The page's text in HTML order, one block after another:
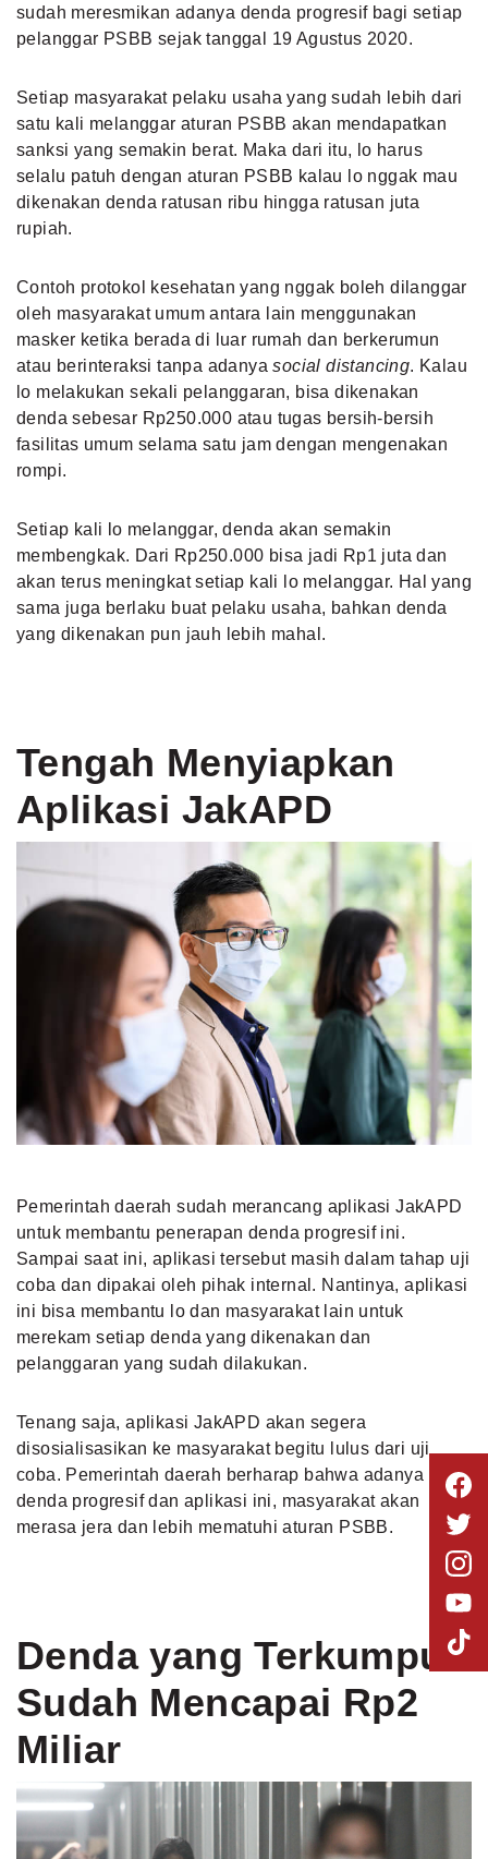
sudah meresmikan adanya denda progresif bagi setiap
pelanggar PSBB sejak tanggal 19 Agustus 2020.
Setiap masyarakat pelaku usaha yang sudah lebih dari
satu kali melanggar aturan PSBB akan mendapatkan
sanksi yang semakin berat. Maka dari itu, lo harus
selalu patuh dengan aturan PSBB kalau lo nggak mau
dikenakan denda ratusan ribu hingga ratusan juta
rupiah.
Contoh protokol kesehatan yang nggak boleh dilanggar
oleh masyarakat umum antara lain menggunakan
masker ketika berada di luar rumah dan berkerumun
atau berinteraksi tanpa adanyasocial distancing. Kalau
lo melakukan sekali pelanggaran, bisa dikenakan
denda sebesar Rp250.000 atau tugas bersih-bersih
fasilitas umum selama satu jam dengan mengenakan
rompi.
Setiap kali lo melanggar, denda akan semakin
membengkak. Dari Rp250.000 bisa jadi Rp1 juta dan
akan terus meningkat setiap kali lo melanggar. Hal yang
sama juga berlaku buat pelaku usaha, bahkan denda
yang dikenakan pun jauh lebih mahal.
Tengah Menyiapkan
Aplikasi JakAPD
Pemerintah daerah sudah merancang aplikasi JakAPD
untuk membantu penerapan denda progresif ini.
Sampai saat ini, aplikasi tersebut masih dalam tahap uji
coba dan dipakai oleh pihak internal. Nantinya, aplikasi
ini bisa membantu lo dan masyarakat lain untuk
merekam setiap denda yang dikenakan dan
pelanggaran yang sudah dilakukan.
Tenang saja, aplikasi JakAPD akan segera
disosialisasikan ke masyarakat begitu lulus dari uji
coba. Pemerintah daerah berharap bahwa adanya
denda progresif dan aplikasi ini, masyarakat akan
merasa jera dan lebih mematuhi aturan PSBB.
Denda yang Terkumpul
Sudah Mencapai Rp2
Miliar